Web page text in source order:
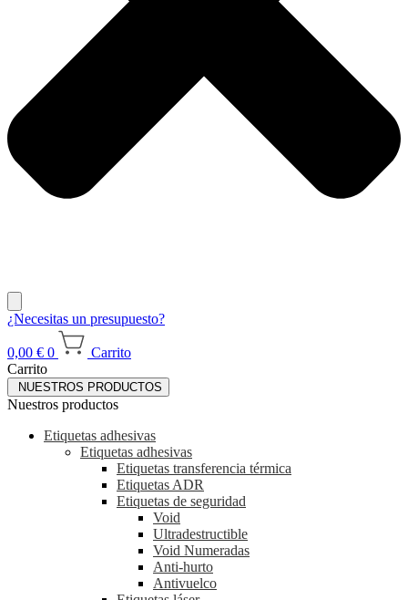
¿Necesitas un presupuesto?
0,00 € 0
Carrito
Carrito
NUESTROS PRODUCTOS
Nuestros productos
Etiquetas adhesivas
Etiquetas adhesivas
Etiquetas transferencia térmica
Etiquetas ADR
Etiquetas de seguridad
Void
Ultradestructible
Void Numeradas
Anti-hurto
Antivuelco